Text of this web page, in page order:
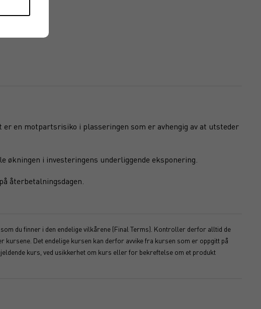
en motpartsrisiko i plasseringen som er avhengig av at utsteder
i investeringens underliggende eksponering.
återbetalningsdagen.
du finner i den endelige vilkårene (Final Terms). Kontroller derfor alltid de
kursene. Det endelige kursen kan derfor avvike fra kursen som er oppgitt på
kurs, ved usikkerhet om kurs eller for bekreftelse om et produkt